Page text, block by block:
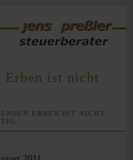
Erben ist nicht
ERBEN IST NICHT